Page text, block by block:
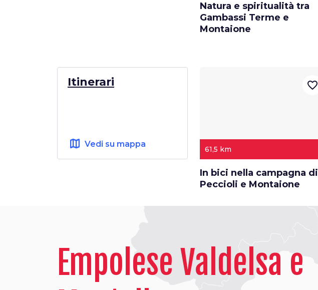
Natura e spiritualità tra
Gambassi Terme e
Montaione
Itinerari
map Vedi su mappa
61,5 km
In bici nella campagna di
Peccioli e Montaione
favorite_border
Empolese Valdelsa e